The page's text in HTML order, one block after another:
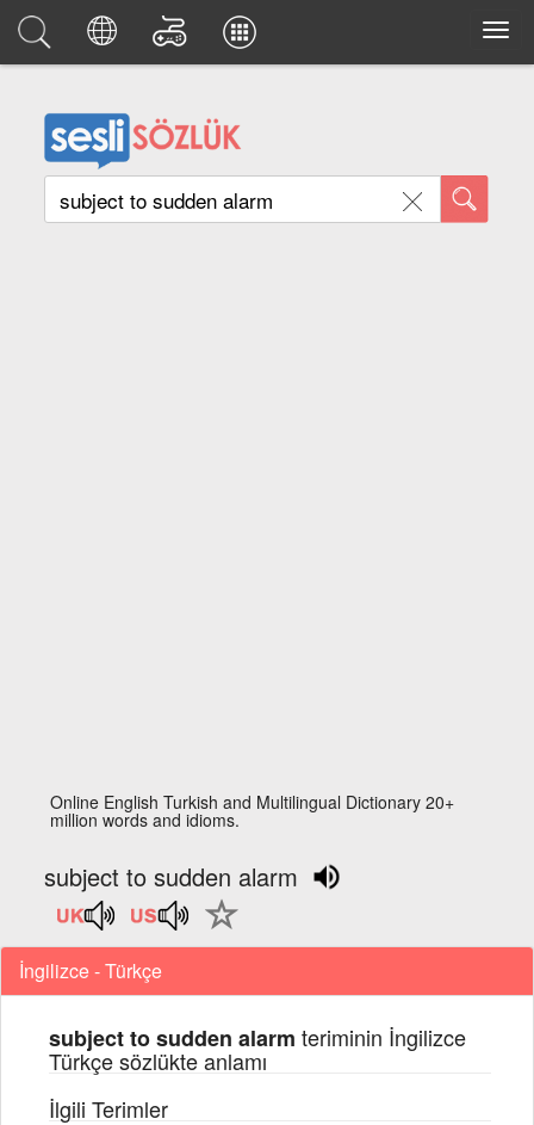
Online English Turkish and Multilingual Dictionary 20+
million words and idioms.
subject to sudden alarm
İngilizce - Türkçe
subject to sudden alarm teriminin İngilizce
Türkçe sözlükte anlamı
İlgili Terimler